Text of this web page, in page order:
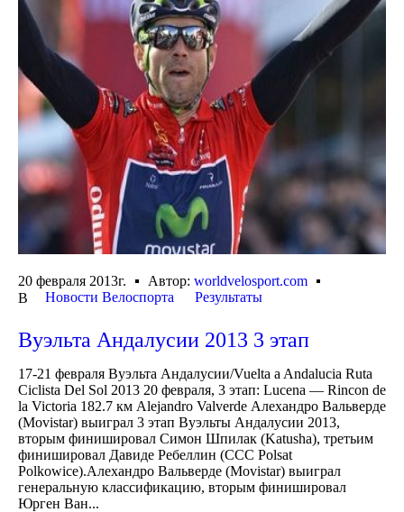
20 февраля 2013г. Автор: worldvelosport.com
В
Новости Велоспорта Результаты
Вуэльта Андалусии 2013 3 этап
17-21 февраля Вуэльта Андалусии/Vuelta a Andalucia Ruta
Ciclista Del Sol 2013 20 февраля, 3 этап: Lucena — Rincon de
la Victoria 182.7 км Alejandro Valverde Алехандро Вальверде
(Movistar) выиграл 3 этап Вуэльты Андалусии 2013,
вторым финишировал Симон Шпилак (Katusha), третьим
финишировал Давиде Ребеллин (CCC Polsat
Polkowice).Алехандро Вальверде (Movistar) выиграл
генеральную классификацию, вторым финишировал
Юрген Ван...